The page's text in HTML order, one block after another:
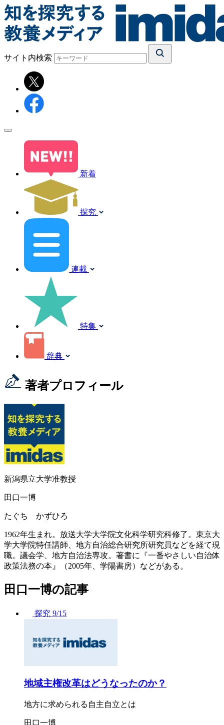
サイト内検索
新着
探究
連載
特集
辞典
著者プロフィール
新潟県立大学准教授
田口一博
たぐち かずひろ
1962年生まれ。放送大学大学院文化科学研究科修了。東京大
学大学院特任講師、地方自治総合研究所研究員などを経て現
職。議会学、地方自治法専攻。著書に『一番やさしい自治体
政策法務の本』（2005年、学陽書房）などがある。
田口一博の記事
探究 9/15
地域主権改革はどうなったのか？
地方に求められる自主自立とは
田口一博